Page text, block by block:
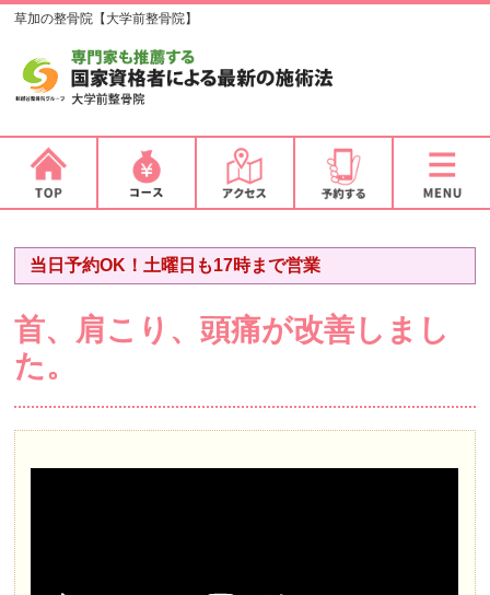
草加の整骨院【大学前整骨院】
当日予約OK！土曜日も17時まで営業
首、肩こり、頭痛が改善しまし
た。